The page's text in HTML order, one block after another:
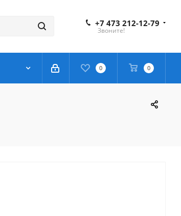
+7 473 212-12-79
Звоните!
0 0